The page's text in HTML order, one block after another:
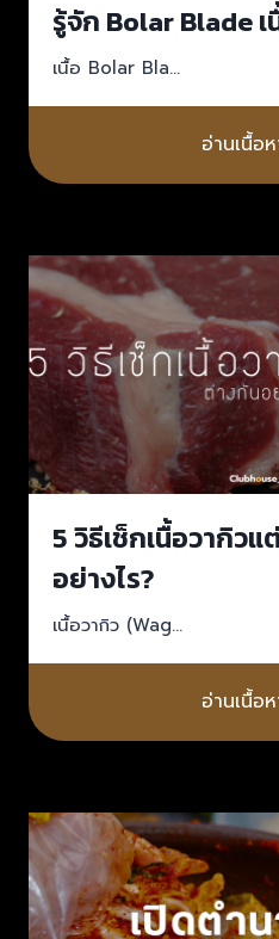
รู้จัก Bolar Blade
เนื้อ Bolar Bla…
อ่านเนื้อ
5 วิธีเช็กเนื้อวากิว
อย่างไร?
เนื้อวากิว (Wag…
อ่านเนื้อ